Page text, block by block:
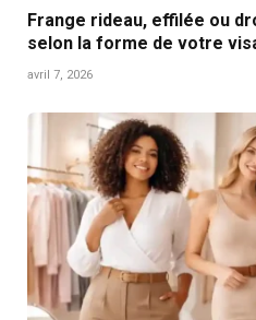
Frange rideau, effilée ou
selon la forme de votre
avril 7, 2026